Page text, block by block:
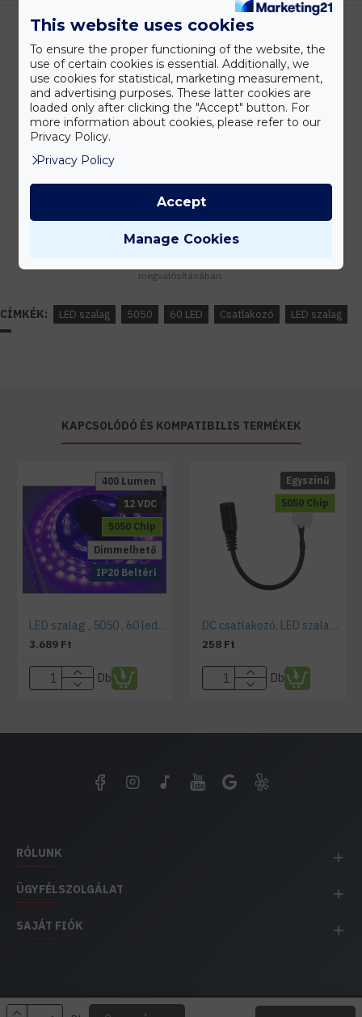
Kedvezmények
Vásárolj nagyobb mennyiségben és megadjuk a legjobb gyártói árakat.
Tanácsadás
megvalósításában.
CÍMKÉK: LED szalag 5050 60 LED Csatlakozó LED szalag
KAPCSOLÓDÓ ÉS KOMPATIBILIS TERMÉKEK
5050 Chip
400 Lumen
IP20 Beltéri
12 VDC
Dimmelhető
LED szalag , 5050 , 60 led/m , 14,4W/m , UV
3.689 Ft
Db
5050 Chip
Egyszínű
DC csatlakozó, LED szalag átalakító, 5050 LED szalaghoz
258 Ft
Db
RÓLUNK
ÜGYFÉLSZOLGÁLAT
SAJÁT FIÓK
EH IMPEX / Copyright © 1991-2025 Energia Háza
This website uses cookies
To ensure the proper functioning of the website, the
use of certain cookies is essential. Additionally, we
use cookies for statistical, marketing measurement,
and advertising purposes. These latter cookies are
loaded only after clicking the "Accept" button. For
more information about cookies, please refer to our
Privacy Policy.
Privacy Policy
Manage Cookies
Accept